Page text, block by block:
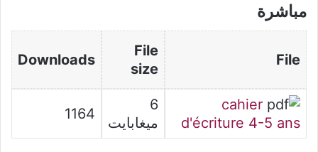
مباشرة
File
File
size
Downloads
cahier
d'écriture 4-5 ans
6
ميغابايت
1164